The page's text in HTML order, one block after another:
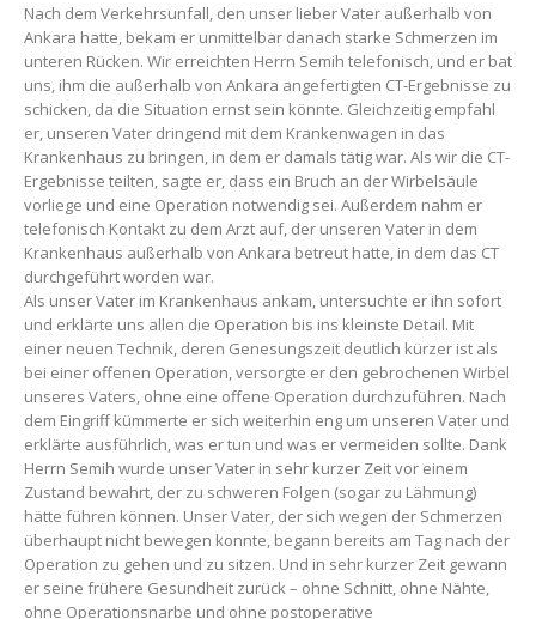
Nach dem Verkehrsunfall, den unser lieber Vater außerhalb von
Ankara hatte, bekam er unmittelbar danach starke Schmerzen im
unteren Rücken. Wir erreichten Herrn Semih telefonisch, und er bat
uns, ihm die außerhalb von Ankara angefertigten CT-Ergebnisse zu
schicken, da die Situation ernst sein könnte. Gleichzeitig empfahl
er, unseren Vater dringend mit dem Krankenwagen in das
Krankenhaus zu bringen, in dem er damals tätig war. Als wir die CT-
Ergebnisse teilten, sagte er, dass ein Bruch an der Wirbelsäule
vorliege und eine Operation notwendig sei. Außerdem nahm er
telefonisch Kontakt zu dem Arzt auf, der unseren Vater in dem
Krankenhaus außerhalb von Ankara betreut hatte, in dem das CT
durchgeführt worden war.
Als unser Vater im Krankenhaus ankam, untersuchte er ihn sofort
und erklärte uns allen die Operation bis ins kleinste Detail. Mit
einer neuen Technik, deren Genesungszeit deutlich kürzer ist als
bei einer offenen Operation, versorgte er den gebrochenen Wirbel
unseres Vaters, ohne eine offene Operation durchzuführen. Nach
dem Eingriff kümmerte er sich weiterhin eng um unseren Vater und
erklärte ausführlich, was er tun und was er vermeiden sollte. Dank
Herrn Semih wurde unser Vater in sehr kurzer Zeit vor einem
Zustand bewahrt, der zu schweren Folgen (sogar zu Lähmung)
hätte führen können. Unser Vater, der sich wegen der Schmerzen
überhaupt nicht bewegen konnte, begann bereits am Tag nach der
Operation zu gehen und zu sitzen. Und in sehr kurzer Zeit gewann
er seine frühere Gesundheit zurück – ohne Schnitt, ohne Nähte,
ohne Operationsnarbe und ohne postoperative